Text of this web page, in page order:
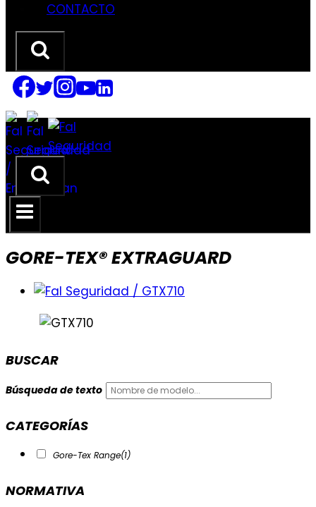
CONTACTO
GORE-TEX® EXTRAGUARD
BUSCAR
Búsqueda de texto
CATEGORÍAS
Gore-Tex Range(1)
NORMATIVA